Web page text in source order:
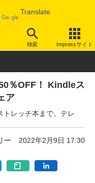
Translate
検索 Impressサイト
％OFF！ Kindleス
ア
トレッチ本まで、テレ
ー 2022年2月9日 17:30